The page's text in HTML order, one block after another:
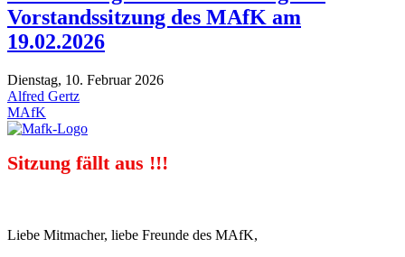
Vorstandssitzung des MAfK am
19.02.2026
Dienstag, 10. Februar 2026
Alfred Gertz
MAfK
Sitzung fällt aus !!!
Liebe Mitmacher, liebe Freunde des MAfK,